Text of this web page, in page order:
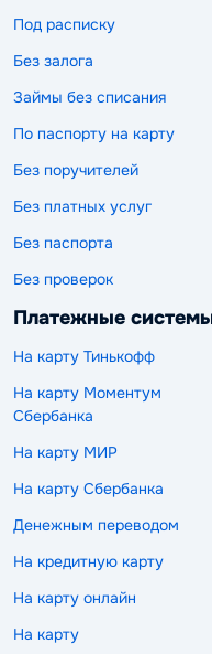
Под расписку
Без залога
Займы без списания
По паспорту на карту
Без поручителей
Без платных услуг
Без паспорта
Без проверок
Платежные
На карту Тинькофф
На карту Моментум
Сбербанка
На карту МИР
На карту Сбербанка
Денежным переводом
На кредитную карту
На карту онлайн
На карту